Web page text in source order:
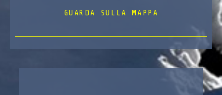
GUARDA SULLA MAPPA